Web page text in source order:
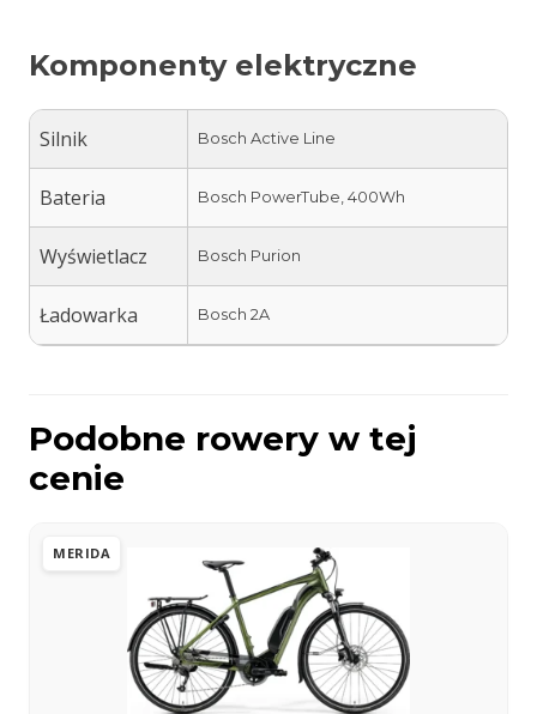
Komponenty elektryczne
Silnik Bosch Active Line
Bateria Bosch PowerTube, 400Wh
Wyświetlacz Bosch Purion
Ładowarka Bosch 2A
Podobne rowery w tej
cenie
MERIDA